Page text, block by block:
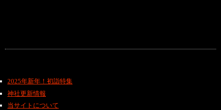
2025年新年！初詣特集
神社更新情報
当サイトについて